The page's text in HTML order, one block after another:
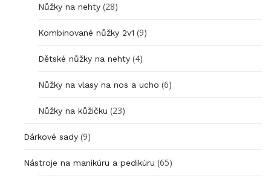
Nůžky na nehty (28)
Kombinované nůžky 2v1 (9)
Dětské nůžky na nehty (4)
Nůžky na vlasy na nos a ucho (6)
Nůžky na kůžičku (23)
Dárkové sady (9)
Nástroje na manikúru a pedikúru (65)